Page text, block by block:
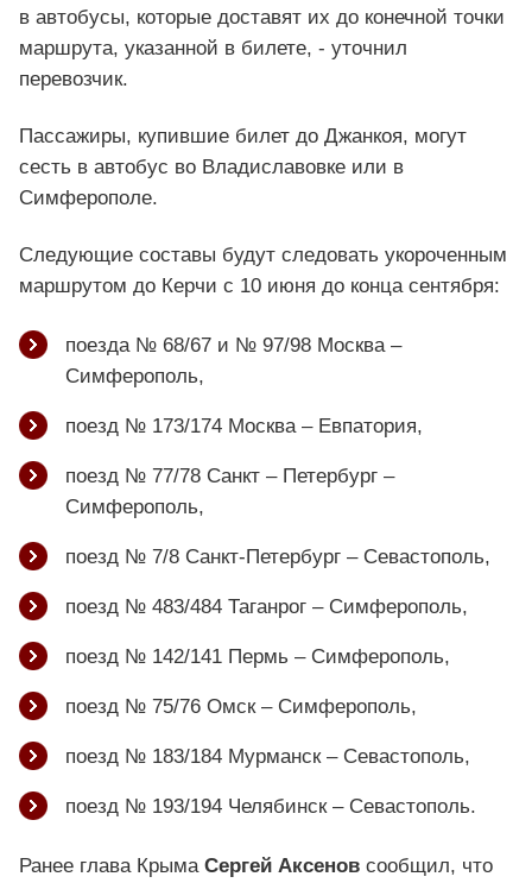
в автобусы, которые доставят их до конечной точки
маршрута, указанной в билете, - уточнил
перевозчик.
Пассажиры, купившие билет до Джанкоя, могут
сесть в автобус во Владиславовке или в
Симферополе.
Следующие составы будут следовать укороченным
маршрутом до Керчи с 10 июня до конца сентября:
поезда № 68/67 и № 97/98 Москва –
Симферополь,
поезд № 173/174 Москва – Евпатория,
поезд № 77/78 Санкт – Петербург –
Симферополь,
поезд № 7/8 Санкт-Петербург – Севастополь,
поезд № 483/484 Таганрог – Симферополь,
поезд № 142/141 Пермь – Симферополь,
поезд № 75/76 Омск – Симферополь,
поезд № 183/184 Мурманск – Севастополь,
поезд № 193/194 Челябинск – Севастополь.
Ранее глава КрымаСергей Аксенов сообщил, что